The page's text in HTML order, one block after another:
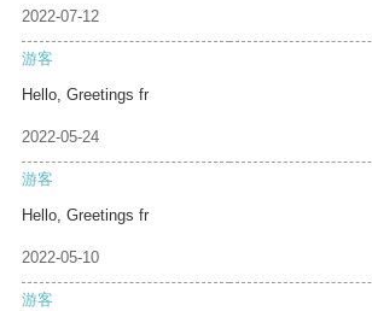
2022-07-12
游客
Hello, Greetings fr
2022-05-24
游客
Hello, Greetings fr
2022-05-10
游客